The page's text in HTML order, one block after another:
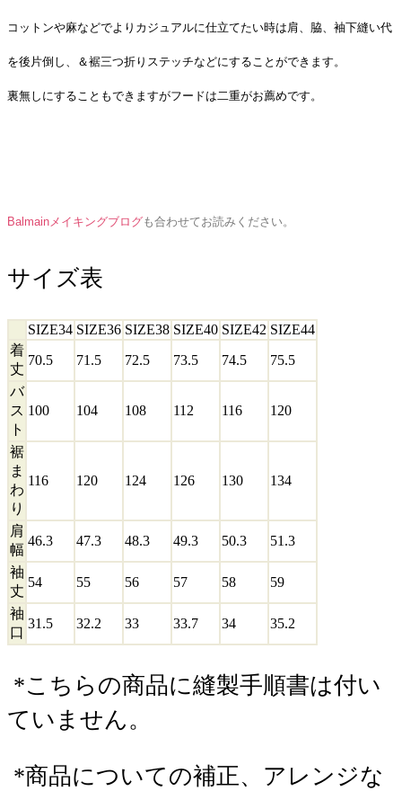
コットンや麻などでよりカジュアルに仕立てたい時は肩、脇、袖下縫い代
を後片倒し、＆裾三つ折りステッチなどにすることができます。
裏無しにすることもできますがフードは二重がお薦めです。
Balmainメイキングブログも合わせてお読みください。
サイズ表
SIZE34 SIZE36 SIZE38 SIZE40 SIZE42 SIZE44
着
丈
70.5 71.5 72.5 73.5 74.5 75.5
バ
ス
ト
100 104 108 112 116 120
裾
ま
わ
り
116 120 124 126 130 134
肩
幅
46.3 47.3 48.3 49.3 50.3 51.3
袖
丈
54 55 56 57 58 59
袖
口
31.5 32.2 33 33.7 34 35.2
*こちらの商品に縫製手順書は付い
ていません。
*商品についての補正、アレンジな